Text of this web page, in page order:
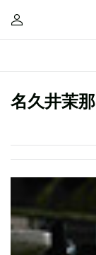
名久井茉那